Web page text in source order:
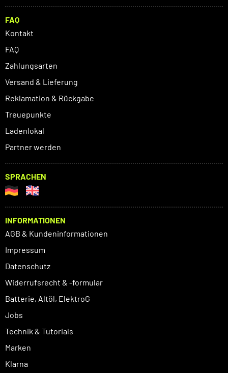
FAQ
Kontakt
FAQ
Zahlungsarten
Versand & Lieferung
Reklamation & Rückgabe
Treuepunkte
Ladenlokal
Partner werden
SPRACHEN
INFORMATIONEN
AGB & Kundeninformationen
Impressum
Datenschutz
Widerrufsrecht & -formular
Batterie, Altöl, ElektroG
Jobs
Technik & Tutorials
Marken
Klarna